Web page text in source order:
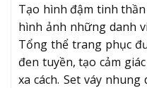
Tạo hình đậm tinh
hình ảnh những danh
Tổng thể trang phục
đen tuyền, tạo cảm
xa cách. Set váy